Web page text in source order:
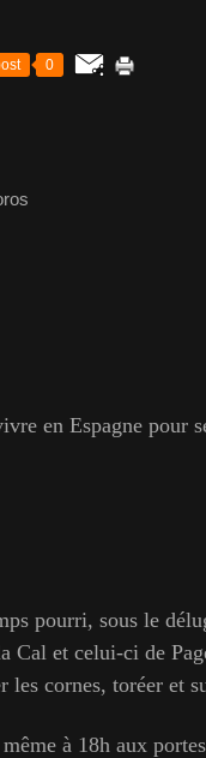
0
en Espagne pour
pourri, sous le
Cal et celui-ci de
les cornes, toréer et
à 18h aux